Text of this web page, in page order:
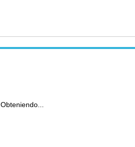
Obteniendo...